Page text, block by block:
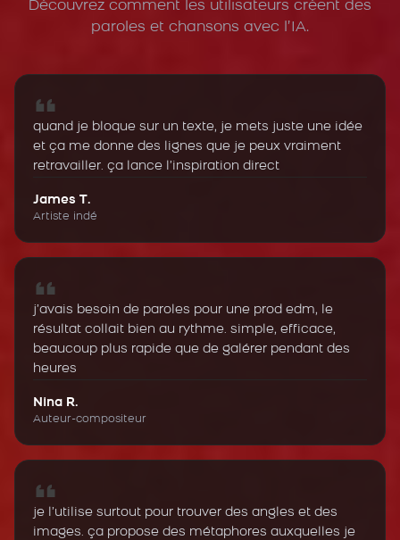
Découvrez comment les utilisateurs créent des
paroles et chansons avec l’IA.
quand je bloque sur un texte, je mets juste une idée
et ça me donne des lignes que je peux vraiment
retravailler. ça lance l’inspiration direct
James T.
Artiste indé
j’avais besoin de paroles pour une prod edm, le
résultat collait bien au rythme. simple, efficace,
beaucoup plus rapide que de galérer pendant des
heures
Nina R.
Auteur-compositeur
je l’utilise surtout pour trouver des angles et des
images. ça propose des métaphores auxquelles je